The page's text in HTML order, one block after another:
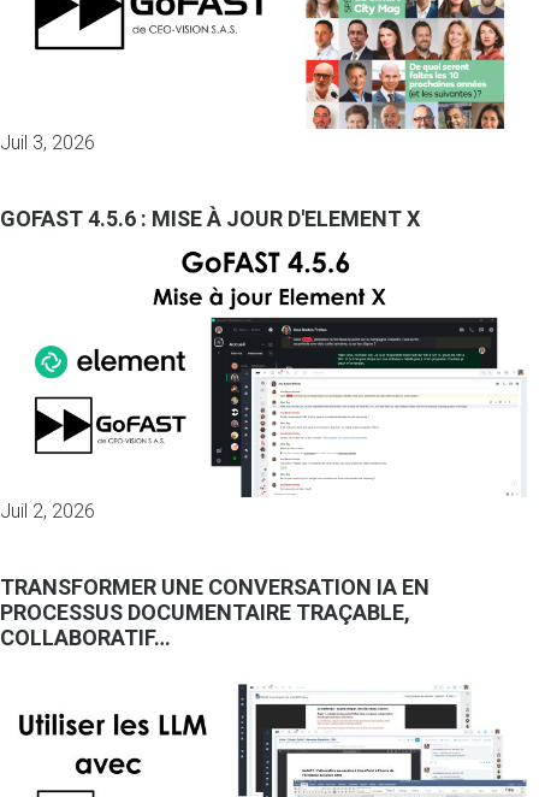
Juil 3, 2026
GOFAST 4.5.6 : MISE À JOUR D'ELEMENT X
Juil 2, 2026
TRANSFORMER UNE CONVERSATION IA EN
PROCESSUS DOCUMENTAIRE TRAÇABLE,
COLLABORATIF…